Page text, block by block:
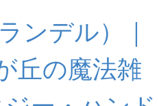
ンデル）｜
丘の魔法雑